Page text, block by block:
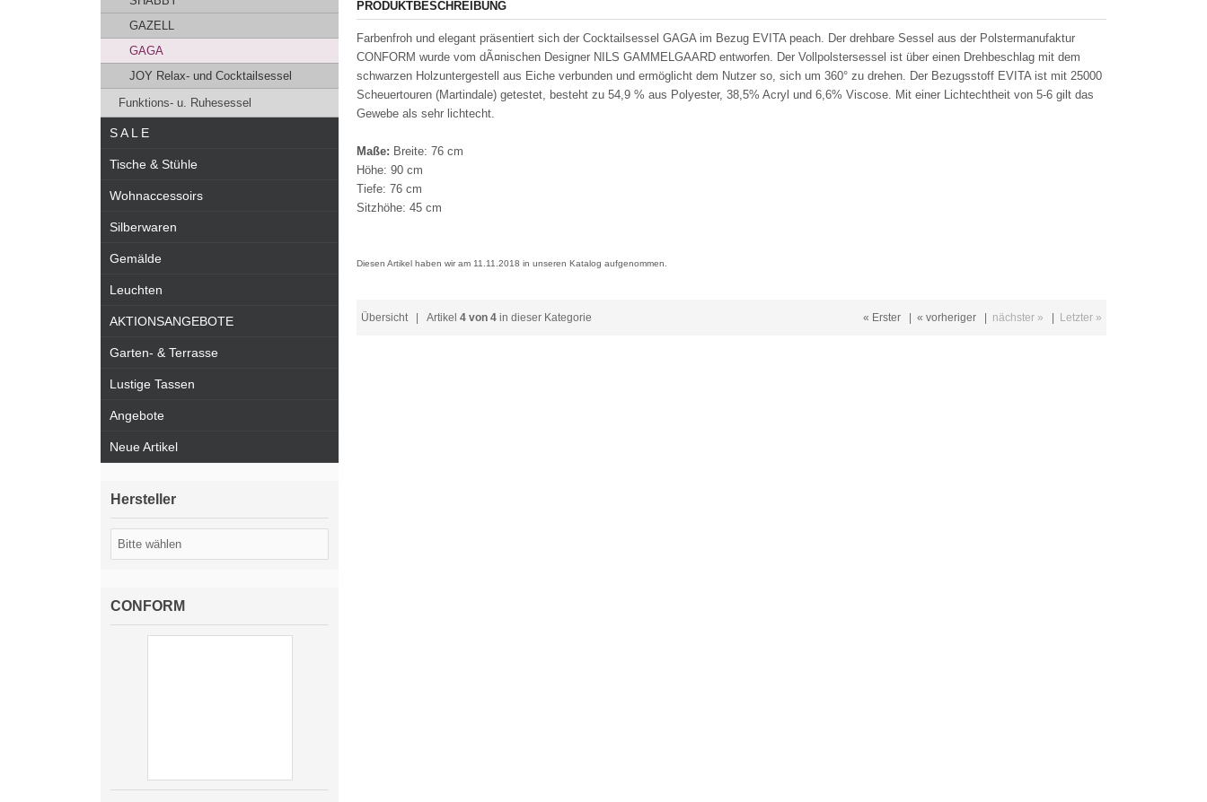
PRODUKTBESCHREIBUNG
Farbenfroh und elegant präsentiert sich der Cocktailsessel GAGA im Bezug EVITA peach. Der drehbare Sessel aus der Polstermanufaktur
CONFORM wurde vom dÃ¤nischen Designer NILS GAMMELGAARD entworfen. Der Vollpolstersessel ist über einen Drehbeschlag mit dem
schwarzen Holzuntergestell aus Eiche verbunden und ermöglicht dem Nutzer so, sich um 360° zu drehen. Der Bezugsstoff EVITA ist mit 25000
Scheuertouren (Martindale) getestet, besteht zu 54,9 % aus Polyester, 38,5% Acryl und 6,6% Viscose. Mit einer Lichtechtheit von 5-6 gilt das
Gewebe als sehr lichtecht.
Maße: Breite: 76 cm
Höhe: 90 cm
Tiefe: 76 cm
Sitzhöhe: 45 cm
Diesen Artikel haben wir am 11.11.2018 in unseren Katalog aufgenommen.
Übersicht| Artikel 4 von 4 in dieser Kategorie « Erster « vorheriger nächster » Letzter »
GAZELL
GAGA
JOY Relax- und Cocktailsessel
Funktions- u. Ruhesessel
S A L E
Tische & Stühle
Wohnaccessoirs
Silberwaren
Gemälde
Leuchten
AKTIONSANGEBOTE
Garten- & Terrasse
Lustige Tassen
Angebote
Neue Artikel
Hersteller
CONFORM